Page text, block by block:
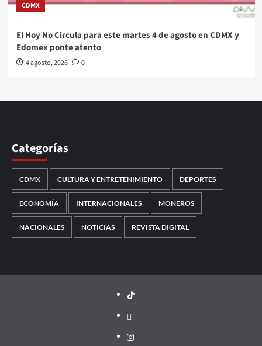
CDMX
El Hoy No Circula para este martes 4 de agosto en CDMX y
Edomex ponte atento
4 agosto, 2026 0
Categorías
CDMX CULTURA Y ENTRETENIMIENTO DEPORTES
ECONOMÍA INTERNACIONALES MONEROS
NACIONALES NOTICIAS REVISTA DIGITAL
TikTok
threads
Instagram